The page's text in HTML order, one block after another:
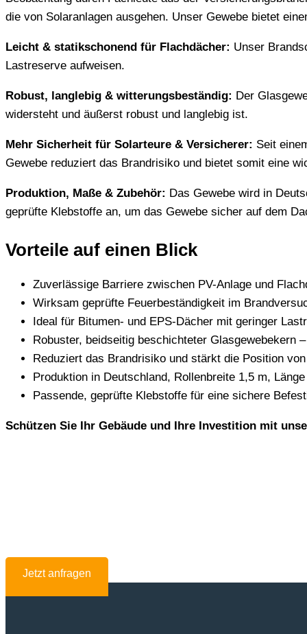
die von Solaranlagen ausgehen. Unser Gewebe bietet
Leicht & statikschonend für Flachdächer: Unser
Lastreserve aufweisen.
Robust, langlebig & witterungsbeständig: Der
widersteht und äußerst robust und langlebig ist.
Mehr Sicherheit für Solarteure & Versicherer: Seit
Gewebe reduziert das Brandrisiko und bietet somit eine
Produktion, Maße & Zubehör: Das Gewebe wird in
geprüfte Klebstoffe an, um das Gewebe sicher auf dem
Vorteile auf einen Blick
Zuverlässige Barriere zwischen PV-Anlage und
Wirksam geprüfte Feuerbeständigkeit im
Ideal für Bitumen- und EPS-Dächer mit geringer
Robuster, beidseitig beschichteter Glasgewebekern
Reduziert das Brandrisiko und stärkt die Position
Produktion in Deutschland, Rollenbreite 1,5 m,
Passende, geprüfte Klebstoffe für eine sichere
Schützen Sie Ihr Gebäude und Ihre Investition mit
Jetzt anfragen